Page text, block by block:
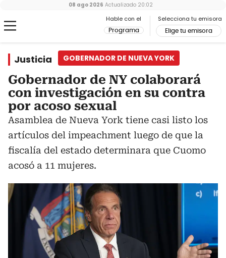
Hable con el
Programa
Selecciona tu emisora
Elige tu emisora
08 ago 2026 Actualizado 20:02
Justicia GOBERNADOR DE NUEVA YORK
Gobernador de NY colaborará
con investigación en su contra
por acoso sexual
Asamblea de Nueva York tiene casi listo los
artículos del impeachment luego de que la
fiscalía del estado determinara que Cuomo
acosó a 11 mujeres.